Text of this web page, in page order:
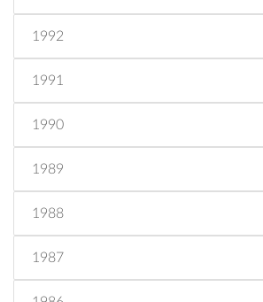
1992
1991
1990
1989
1988
1987